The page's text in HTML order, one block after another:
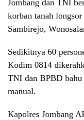
Jombang dan TNI
korban tanah
Sambirejo,
Sedikitnya 60
Kodim 0814
TNI dan BPBD bahu
manual.
Kapolres Jombang